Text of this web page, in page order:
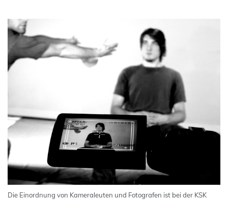
Die Einordnung von Kameraleuten und Fotografen ist bei der KSK